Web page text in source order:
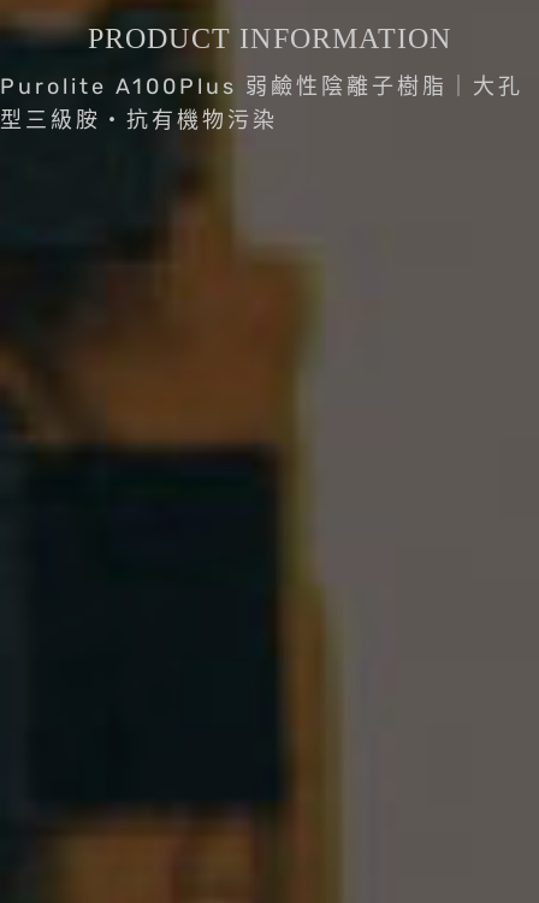
PRODUCT INFORMATION
Purolite A100Plus 弱鹼性陰離子樹脂｜大孔
型三級胺・抗有機物污染